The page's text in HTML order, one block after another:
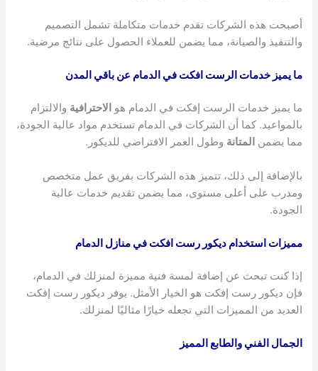
أصبحت هذه الشركات تقدم خدمات متكاملة تشمل التصميم
والتنفيذ والصيانة، مما يضمن للعملاء الحصول على نتائج مرضية.
ما يميز خدمات الرست افكت في الدمام عن باقي المدن
ما يميز خدمات الرست إفكت في الدمام هو الاحترافية والالتزام
بالمواعيد. كما أن الشركات في الدمام تستخدم مواد عالية الجودة،
مما يضمن المتانة وطول العمر الافتراضي للديكور.
بالإضافة إلى ذلك، تتميز هذه الشركات بفريق عمل متخصص
ومدرب على أعلى مستوى، مما يضمن تقديم خدمات عالية
الجودة.
مميزات استخدام ديكور رست افكت في منازل الدمام
إذا كنت تبحث عن إضافة لمسة فنية مميزة لمنزلك في الدمام،
فإن ديكور رست إفكت هو الخيار الأمثل. يوفر ديكور رست إفكت
العديد من المميزات التي تجعله خيارًا مثاليًا لمنزلك.
الجمال الفني والطابع المميز